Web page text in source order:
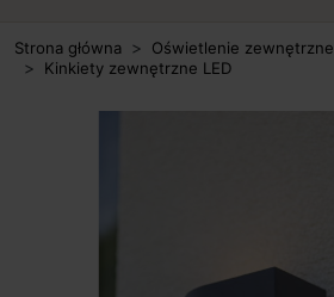
Strona główna
Oświetlenie zewnętrzne
Kinkiety zewnętrzne LED